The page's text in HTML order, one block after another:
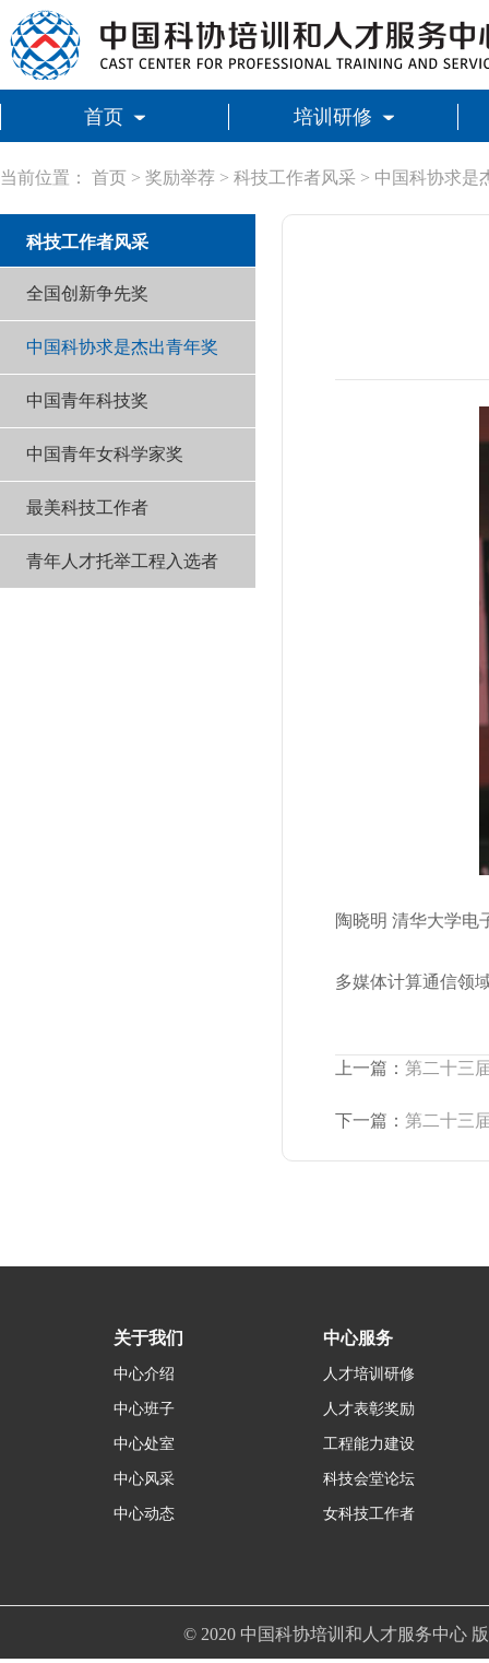
首页 培训研修
当前位置： 首页 > 奖励举荐 > 科技工作者风采 > 中国科协求是
科技工作者风采
全国创新争先奖
中国科协求是杰出青年奖
中国青年科技奖
中国青年女科学家奖
最美科技工作者
青年人才托举工程入选者
陶晓明 清华大学电
多媒体计算通信领
上一篇： 第二十三
下一篇： 第二十三
关于我们
中心介绍
中心班子
中心处室
中心风采
中心动态
中心服务
人才培训研修
人才表彰奖励
工程能力建设
科技会堂论坛
女科技工作者
© 2020 中国科协培训和人才服务中心